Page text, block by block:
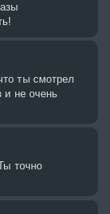
ты смотрел
и не очень
точно